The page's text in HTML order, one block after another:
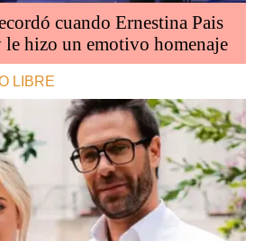
cuando Ernestina Pais
hizo un emotivo homenaje
LIBRE